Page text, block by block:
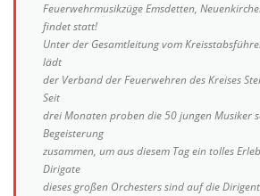
Feuerwehrmusikzüge Emsdetten,
findet statt!
Unter der Gesamtleitung vom
lädt
der Verband der Feuerwehren des Kreises
Seit
drei Monaten proben die 50 jungen Musiker
Begeisterung
zusammen, um aus diesem Tag ein tolles
Dirigate
dieses großen Orchesters sind auf die